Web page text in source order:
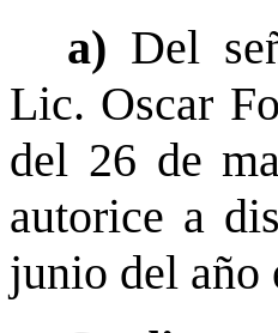
a) Del
Lic. Oscar
del 26 de
autorice a
junio del año